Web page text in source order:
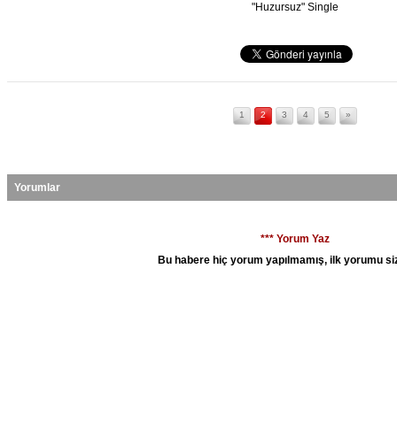
"Huzursuz" Single
1 2 3 4 5 »
Yorumlar
*** Yorum Yaz
Bu habere hiç yorum yapılmamış, ilk yorumu